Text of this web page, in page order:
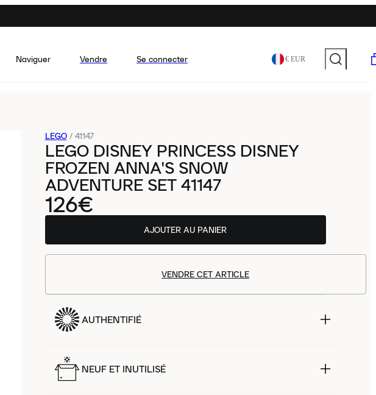
Naviguer Vendre Se connecter € EUR
LEGO / 41147
LEGO DISNEY PRINCESS DISNEY
FROZEN ANNA'S SNOW
ADVENTURE SET 41147
126€
AJOUTER AU PANIER
VENDRE CET ARTICLE
AUTHENTIFIÉ
NEUF ET INUTILISÉ